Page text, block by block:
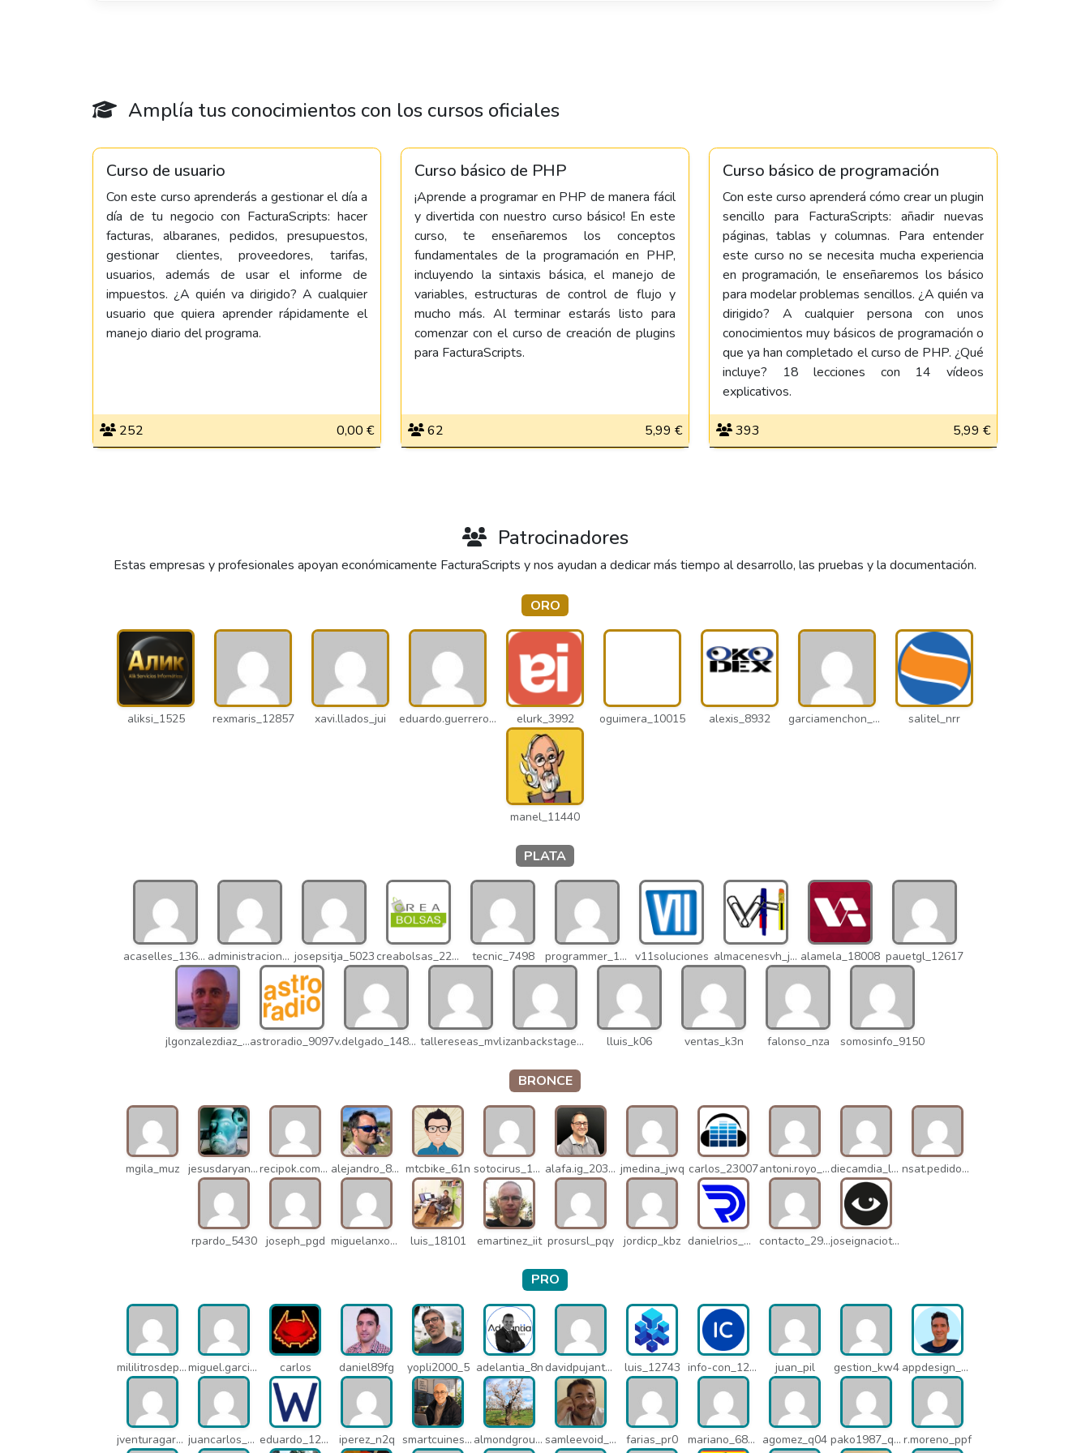
Amplía tus conocimientos con los cursos oficiales
Curso de usuario
Con este curso aprenderás a gestionar el día a
día de tu negocio con FacturaScripts: hacer
facturas, albaranes, pedidos, presupuestos,
gestionar clientes, proveedores, tarifas,
usuarios, además de usar el informe de
impuestos. ¿A quién va dirigido? A cualquier
usuario que quiera aprender rápidamente el
manejo diario del programa.
252 0,00 €
Curso básico de PHP
¡Aprende a programar en PHP de manera fácil
y divertida con nuestro curso básico! En este
curso, te enseñaremos los conceptos
fundamentales de la programación en PHP,
incluyendo la sintaxis básica, el manejo de
variables, estructuras de control de flujo y
mucho más. Al terminar estarás listo para
comenzar con el curso de creación de plugins
para FacturaScripts.
62 5,99 €
Curso básico de programación
Con este curso aprenderá cómo crear un plugin
sencillo para FacturaScripts: añadir nuevas
páginas, tablas y columnas. Para entender
este curso no se necesita mucha experiencia
en programación, le enseñaremos los básico
para modelar problemas sencillos. ¿A quién va
dirigido? A cualquier persona con unos
conocimientos muy básicos de programación o
que ya han completado el curso de PHP. ¿Qué
incluye? 18 lecciones con 14 vídeos
explicativos.
393 5,99 €
Patrocinadores
Estas empresas y profesionales apoyan económicamente FacturaScripts y nos ayudan a dedicar más tiempo al desarrollo, las pruebas y la documentación.
ORO
aliksi_1525 rexmaris_12857 xavi.llados_jui eduardo.guerrero_pto elurk_3992 oguimera_10015 alexis_8932 garciamenchon_puz salitel_nrr
manel_11440
PLATA
acaselles_13670 administracion_nhd josepsitja_5023 creabolsas_22110 tecnic_7498 programmer_12837 v11soluciones almacenesvh_jo2 alamela_18008 pauetgl_12617
jlgonzalezdiaz_12316astroradio_9097 v.delgado_14821 tallereseas_mvl izanbackstage_14556 lluis_k06 ventas_k3n falonso_nza somosinfo_9150
BRONCE
mgila_muz jesusdaryanani_mko recipok.com_n5u alejandro_8931 mtcbike_61n sotocirus_11872 alafa.ig_20338 jmedina_jwq carlos_23007 antoni.royo_10023 diecamdia_l27 nsat.pedidos_1235
rpardo_5430 joseph_pgd miguelanxogomez_21982 luis_18101 emartinez_iit prosursl_pqy jordicp_kbz danielrios_mqb contacto_2906 joseignaciot_q66
PRO
mililitrosdeperfume_lao miguel.garcia_l25 carlos daniel89fg yopli2000_5 adelantia_8n davidpujantelopez_mrf luis_12743 info-con_12812 juan_pil gestion_kw4 appdesign_pbe
jventuragarcia_13040 juancarlos_ptr eduardo_12367 iperez_n2q smartcuines_1378 almondgroup1984_pjc samleevoid_n58 farias_pr0 mariano_6807 agomez_q04 pako1987_q07 r.moreno_ppf